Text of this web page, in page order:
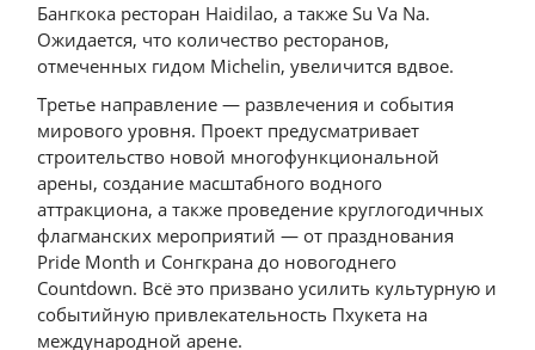
Бангкока ресторан Haidilao, а также Su Va Na.
Ожидается, что количество ресторанов,
отмеченных гидом Michelin, увеличится вдвое.
Третье направление — развлечения и события
мирового уровня. Проект предусматривает
строительство новой многофункциональной
арены, создание масштабного водного
аттракциона, а также проведение круглогодичных
флагманских мероприятий — от празднования
Pride Month и Сонгкрана до новогоднего
Countdown. Всё это призвано усилить культурную и
событийную привлекательность Пхукета на
международной арене.